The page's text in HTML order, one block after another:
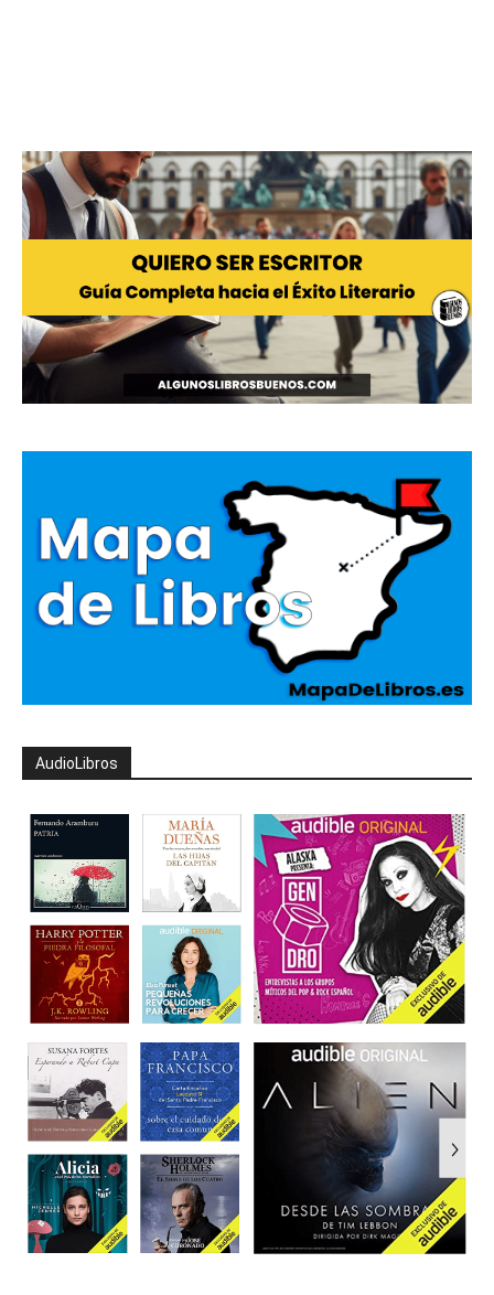
AudioLibros